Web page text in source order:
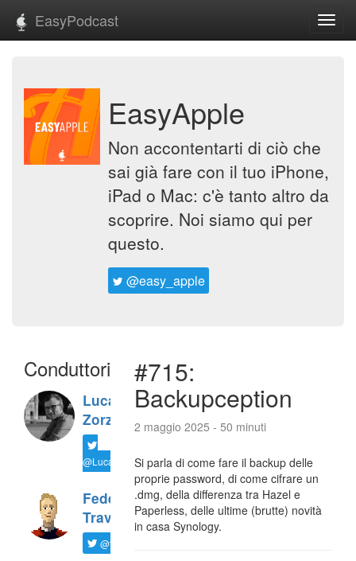
EasyPodcast
EasyApple
Non accontentarti di ciò che
sai già fare con il tuo iPhone,
iPad o Mac: c'è tanto altro da
scoprire. Noi siamo qui per
questo.
@easy_apple
Conduttori
Luca
Zorzi
@LucaTNT
Federico
Travaini
@ftrava
#715:
Backupception
2 maggio 2025 - 50 minuti
Si parla di come fare il backup delle
proprie password, di come cifrare un
.dmg, della differenza tra Hazel e
Paperless, delle ultime (brutte) novità
in casa Synology.